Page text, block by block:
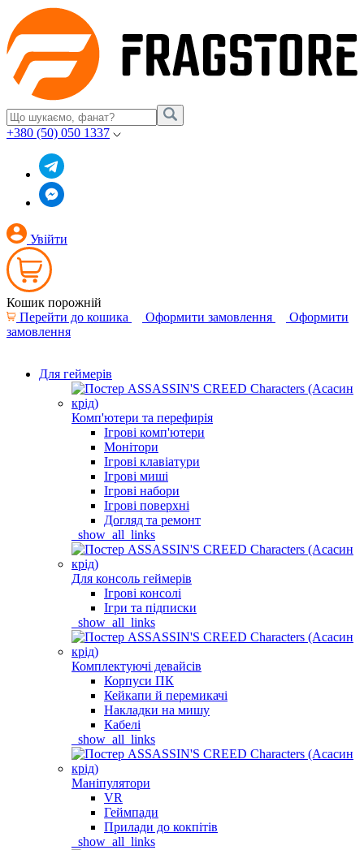
+380 (50) 050 1337
Увійти
Кошик порожній
Перейти до кошика
Оформити замовлення
Оформити
замовлення
Для геймерів
Комп'ютери та перефирія
Ігрові комп'ютери
Монітори
Ігрові клавіатури
Ігрові миші
Ігрові набори
Ігрові поверхні
Догляд та ремонт
_show_all_links
Для консоль геймерів
Ігрові консолі
Ігри та підписки
_show_all_links
Комплектуючі девайсів
Корпуси ПК
Кейкапи й перемикачі
Накладки на мишу
Кабелі
_show_all_links
Маніпулятори
VR
Геймпади
Прилади до кокпітів
_show_all_links